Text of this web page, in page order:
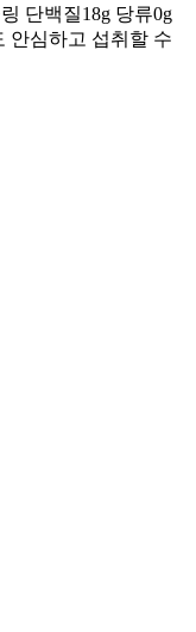
단백질18g 당류0g
안심하고 섭취할 수